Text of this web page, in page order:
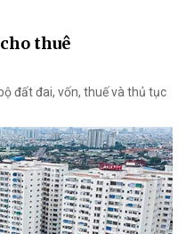
thuê
đất đai, vốn, thuế và thủ tục